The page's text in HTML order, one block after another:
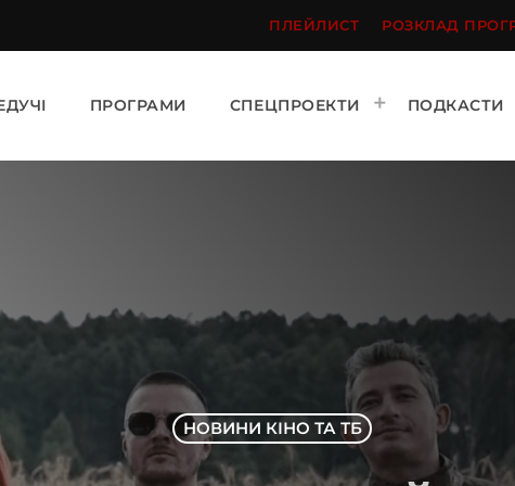
ПЛЕЙЛИСТ РОЗКЛАД
ПРОГРАМИ СПЕЦПРОЕКТИ ПОДКАСТИ
НОВИНИ КІНО ТА ТБ